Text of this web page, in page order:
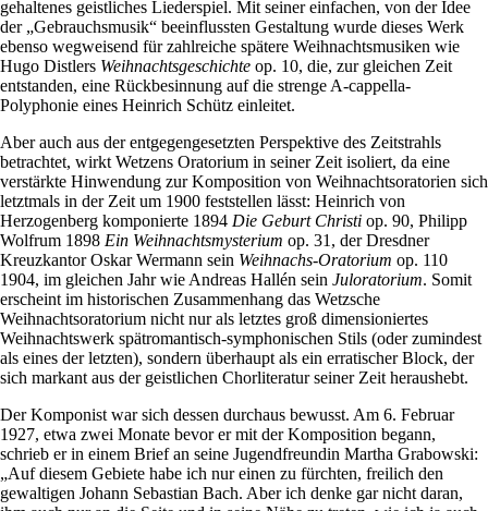
gehaltenes geistliches Liederspiel. Mit seiner einfachen, von der Idee
der „Gebrauchsmusik“ beeinflussten Gestaltung wurde dieses Werk
ebenso wegweisend für zahlreiche spätere Weihnachtsmusiken wie
Hugo Distlers Weihnachtsgeschichte op. 10, die, zur gleichen Zeit
entstanden, eine Rückbesinnung auf die strenge A-cappella-
Polyphonie eines Heinrich Schütz einleitet.
Aber auch aus der entgegengesetzten Perspektive des Zeitstrahls
betrachtet, wirkt Wetzens Oratorium in seiner Zeit isoliert, da eine
verstärkte Hinwendung zur Komposition von Weihnachtsoratorien sich
letztmals in der Zeit um 1900 feststellen lässt: Heinrich von
Herzogenberg komponierte 1894 Die Geburt Christi op. 90, Philipp
Wolfrum 1898 Ein Weihnachtsmysterium op. 31, der Dresdner
Kreuzkantor Oskar Wermann sein Weihnachs-Oratorium op. 110
1904, im gleichen Jahr wie Andreas Hallén sein Juloratorium. Somit
erscheint im historischen Zusammenhang das Wetzsche
Weihnachtsoratorium nicht nur als letztes groß dimensioniertes
Weihnachtswerk spätromantisch-symphonischen Stils (oder zumindest
als eines der letzten), sondern überhaupt als ein erratischer Block, der
sich markant aus der geistlichen Chorliteratur seiner Zeit heraushebt.
Der Komponist war sich dessen durchaus bewusst. Am 6. Februar
1927, etwa zwei Monate bevor er mit der Komposition begann,
schrieb er in einem Brief an seine Jugendfreundin Martha Grabowski:
„Auf diesem Gebiete habe ich nur einen zu fürchten, freilich den
gewaltigen Johann Sebastian Bach. Aber ich denke gar nicht daran,